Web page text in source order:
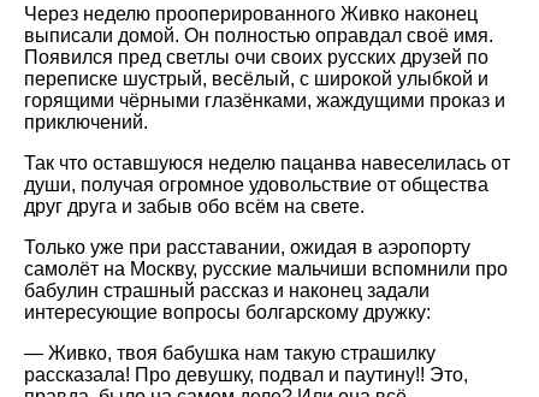
Через неделю прооперированного Живко наконец
выписали домой. Он полностью оправдал своё имя.
Появился пред светлы очи своих русских друзей по
переписке шустрый, весёлый, с широкой улыбкой и
горящими чёрными глазёнками, жаждущими проказ и
приключений.
Так что оставшуюся неделю пацанва навеселилась от
души, получая огромное удовольствие от общества
друг друга и забыв обо всём на свете.
Только уже при расставании, ожидая в аэропорту
самолёт на Москву, русские мальчиши вспомнили про
бабулин страшный рассказ и наконец задали
интересующие вопросы болгарскому дружку:
— Живко, твоя бабушка нам такую страшилку
рассказала! Про девушку, подвал и паутину!! Это,